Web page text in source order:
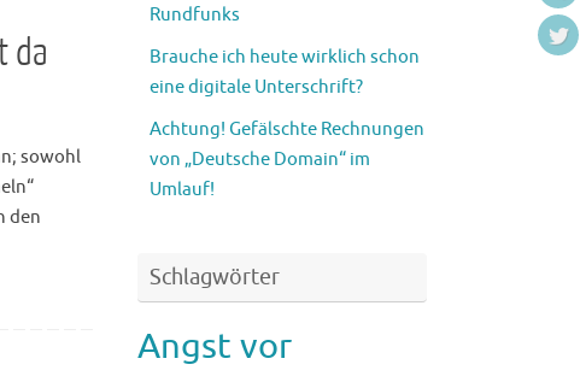
da
sowohl
den
Rundfunks
Brauche ich heute wirklich schon
eine digitale Unterschrift?
Achtung! Gefälschte Rechnungen
von „Deutsche Domain“ im
Umlauf!
Schlagwörter
Angst vor